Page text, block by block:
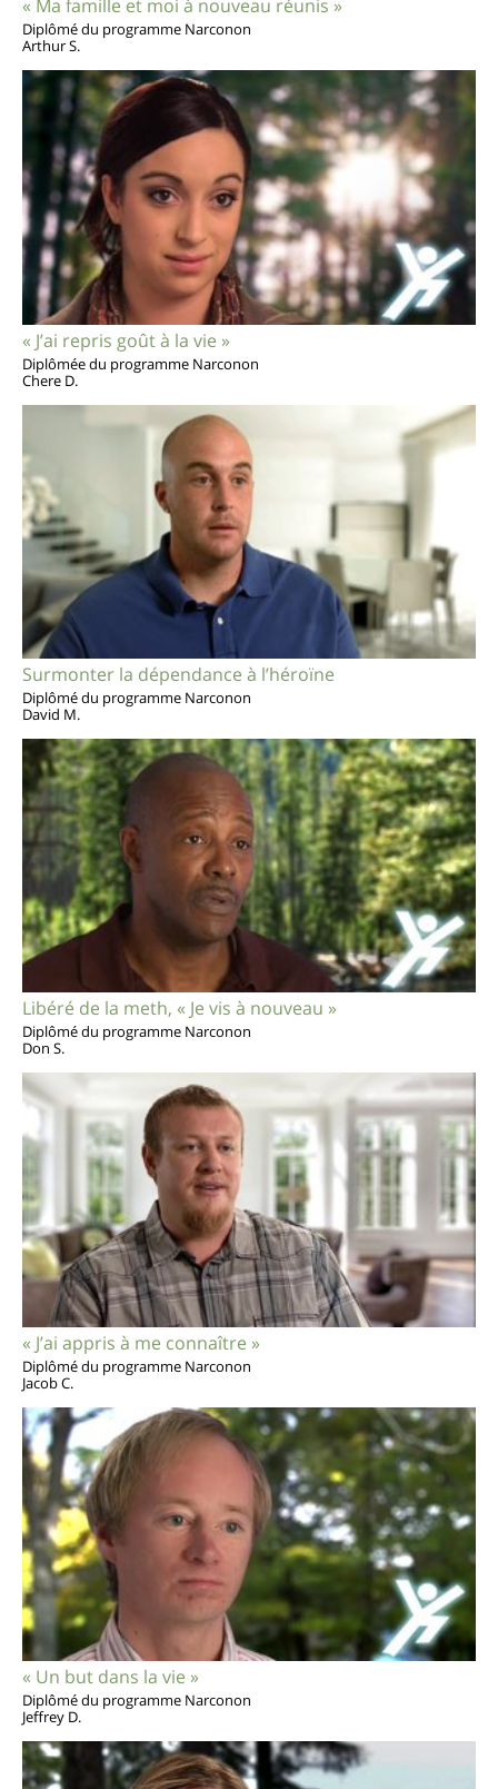
« Ma famille et moi à nouveau réunis »
Diplômé du programme Narconon
Arthur S.
« J’ai repris goût à la vie »
Diplômée du programme Narconon
Chere D.
Surmonter la dépendance à l’héroïne
Diplômé du programme Narconon
David M.
Libéré de la meth, « Je vis à nouveau »
Diplômé du programme Narconon
Don S.
« J’ai appris à me connaître »
Diplômé du programme Narconon
Jacob C.
« Un but dans la vie »
Diplômé du programme Narconon
Jeffrey D.